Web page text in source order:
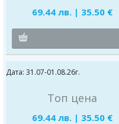
69.44 лв. | 35.50 €
Дата: 31.07-01.08.26г.
Топ цена
69.44 лв. | 35.50 €